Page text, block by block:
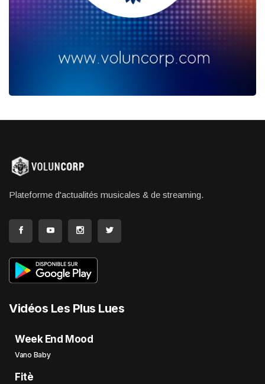
Plateforme d'actualités musicales & de streaming.
Vidéos Les Plus Lues
Week End Mood
Vano Baby
Fitè